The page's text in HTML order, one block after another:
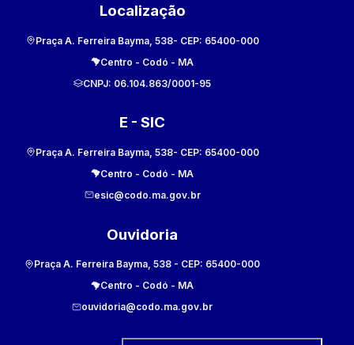
Localização
Praça A. Ferreira Bayma, 538- CEP: 65400-000
Centro - Codó - MA
CNPJ: 06.104.863/0001-95
E - SIC
Praça A. Ferreira Bayma, 538- CEP: 65400-000
Centro - Codó - MA
esic@codo.ma.gov.br
Ouvidoria
Praça A. Ferreira Bayma, 538 - CEP: 65400-000
Centro - Codó - MA
ouvidoria@codo.ma.gov.br